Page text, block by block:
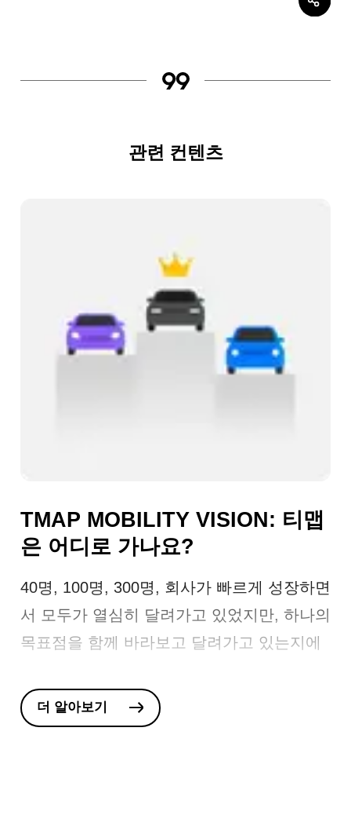
관련 컨텐츠
TMAP MOBILITY VISION: 티맵
은 어디로 가나요?
40명, 100명, 300명, 회사가 빠르게 성장하면
서 모두가 열심히 달려가고 있었지만, 하나의
목표점을 함께 바라보고 달려가고 있는지에
한배, 아니 한 차에 같이 타고 달려가고 있지
만 티맵으로 각자 다른 목적지를 설정하고 있
더 알아보기